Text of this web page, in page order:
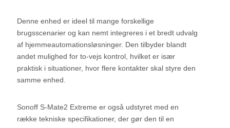
Denne enhed er ideel til mange forskellige
brugsscenarier og kan nemt integreres i et bredt udvalg
af hjemmeautomationsløsninger. Den tilbyder blandt
andet mulighed for to-vejs kontrol, hvilket er især
praktisk i situationer, hvor flere kontakter skal styre den
samme enhed.
Sonoff S-Mate2 Extreme er også udstyret med en
række tekniske specifikationer, der gør den til en